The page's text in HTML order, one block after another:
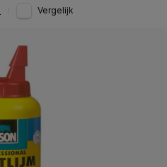
Vergelijk